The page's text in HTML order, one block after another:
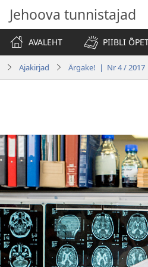
Jehoova tunnistajad
AVALEHT
PIIBLI
Ajakirjad Ärgake! | Nr 4 / 2017